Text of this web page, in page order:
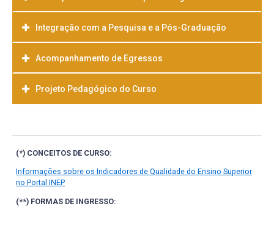
Integração com a Pesquisa e a Pós-Graduação
Acompanhamento de Egressos
Projeto Pedagógico do Curso
(*) CONCEITOS DE CURSO:
Informações sobre os Indicadores de Qualidade do Ensino Superior
no Portal INEP
(**) FORMAS DE INGRESSO: